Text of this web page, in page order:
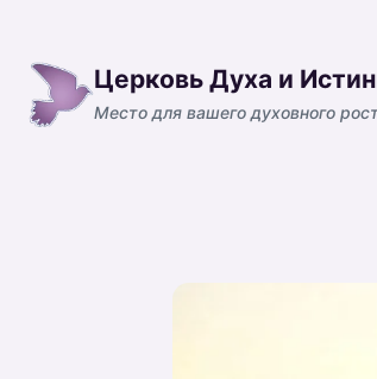
содержимомуЦерковь Духа и
Место для вашего духовного